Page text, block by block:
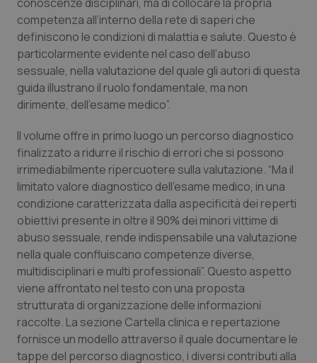
Umbria
Valle D’Aosta
Veneto
Oftalmologia
Oncodermatologia
Oncoematologia
Psoriasi & pelle
Quotidiano Cardiologia
Quotidiano Chirurgia
Quotidiano Oncologia
Quotidiano Pediatria
Rene & patologie urogenitali
competenza all’interno della rete di saperi che
definiscono le condizioni di malattia e salute. Questo è
particolarmente evidente nel caso dell’abuso
sessuale, nella valutazione del quale gli autori di questa
guida illustrano il ruolo fondamentale, ma non
dirimente, dell’esame medico”.
Il volume offre in primo luogo un percorso diagnostico
finalizzato a ridurre il rischio di errori che si possono
irrimediabilmente ripercuotere sulla valutazione. “Ma il
limitato valore diagnostico dell’esame medico, in una
condizione caratterizzata dalla aspecificità dei reperti
obiettivi presente in oltre il 90% dei minori vittime di
abuso sessuale, rende indispensabile una valutazione
nella quale confluiscano competenze diverse,
multidisciplinari e multi professionali”. Questo aspetto
viene affrontato nel testo con una proposta
strutturata di organizzazione delle informazioni
raccolte. La sezione Cartella clinica e repertazione
fornisce un modello attraverso il quale documentare le
tappe del percorso diagnostico, i diversi contributi alla